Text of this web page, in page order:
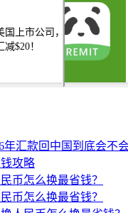
汇款回中国到底会不
攻略
币怎么换最省钱？
币怎么换最省钱？